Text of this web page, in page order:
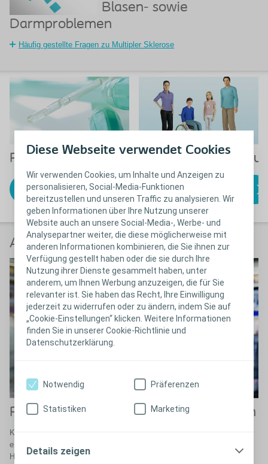
Diese Webseite verwendet Cookies
Wir verwenden Cookies, um Inhalte und Anzeigen zu
personalisieren, Social-Media-Funktionen
bereitzustellen und unseren Traffic zu analysieren. Wir
geben Informationen über Ihre Nutzung unserer
Website auch an unsere Social-Media-, Werbe- und
Analysepartner weiter, die diese möglicherweise mit
anderen Informationen kombinieren, die Sie ihnen zur
Verfügung gestellt haben oder die sie durch Ihre
Nutzung ihrer Dienste gesammelt haben, unter
anderem, um Ihnen Werbung anzuzeigen, die für Sie
relevanter ist. Sie haben das Recht, Ihre Einwilligung
jederzeit zu widerrufen oder zu ändern, indem Sie auf
„Cookie-Einstellungen“ klicken. Weitere Informationen
finden Sie in unserer Cookie-Richtlinie und
Datenschutzerklärung.
Notwendig Präferenzen
Statistiken Marketing
Details zeigen
Blasen- sowie
Darmproblemen
Häufig gestellte Fragen zu Multipler Sklerose
Produktlösungen
Finden Sie das
passende Produkt
zu den
Anwendungsanleitungen
Anwender berichten
Reiseberichte von Katheter-Anwendern
Katheter-Anwender berichten von Ihren Erfahrungen auf Reisen: Was
erwartet Sie? Welche Vorbereitungen sind erforderlich? Welche
Herausforderungen gibt es?